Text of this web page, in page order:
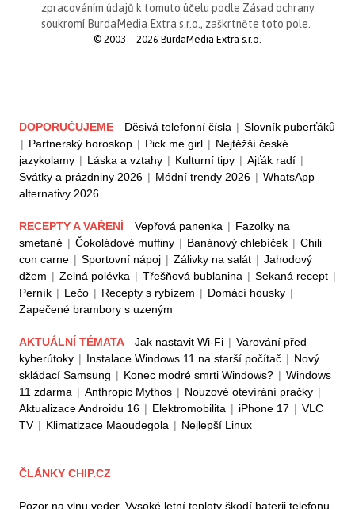
zpracováním údajů k tomuto účelu podle Zásad ochrany
soukromí BurdaMedia Extra s.r.o., zaškrtněte toto pole.
© 2003—2026 BurdaMedia Extra s.r.o.
DOPORUČUJEME Děsivá telefonní čísla | Slovník puberťáků
| Partnerský horoskop | Pick me girl | Nejtěžší české
jazykolamy | Láska a vztahy | Kulturní tipy | Ajťák radí |
Svátky a prázdniny 2026 | Módní trendy 2026 | WhatsApp
alternativy 2026
RECEPTY A VAŘENÍ Vepřová panenka | Fazolky na
smetaně | Čokoládové muffiny | Banánový chlebíček | Chili
con carne | Sportovní nápoj | Zálivky na salát | Jahodový
džem | Zelná polévka | Třešňová bublanina | Sekaná recept |
Perník | Lečo | Recepty s rybízem | Domácí housky |
Zapečené brambory s uzeným
AKTUÁLNÍ TÉMATA Jak nastavit Wi-Fi | Varování před
kyberútoky | Instalace Windows 11 na starší počítač | Nový
skládací Samsung | Konec modré smrti Windows? | Windows
11 zdarma | Anthropic Mythos | Nouzové otevírání pračky |
Aktualizace Androidu 16 | Elektromobilita | iPhone 17 | VLC
TV | Klimatizace Maoudegola | Nejlepší Linux
ČLÁNKY CHIP.CZ
Pozor na vlnu veder. Vysoké letní teploty škodí baterii telefonu,